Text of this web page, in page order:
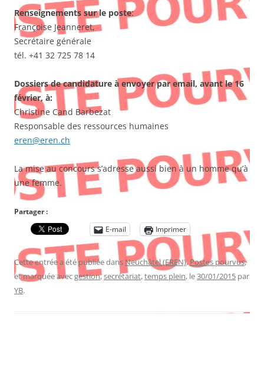
Renseignements sur le poste:
Françoise Jeanneret,
Secrétaire générale
tél. +41 32 725 78 14
Dossiers de candidature à envoyer par email, avant le 16
février, à:
Christine Cand Barbezat
Responsable des ressources humaines
eren@eren.ch
La mise au concours s’adresse aussi bien à un homme qu’à
une femme.
Partager :
E-mail
Imprimer
Cette entrée a été publiée dans Neuchâtel (EREN),Postes pourvus,
et marquée avecgestion,secrétariat,temps plein, le30/01/2015 par
YB.